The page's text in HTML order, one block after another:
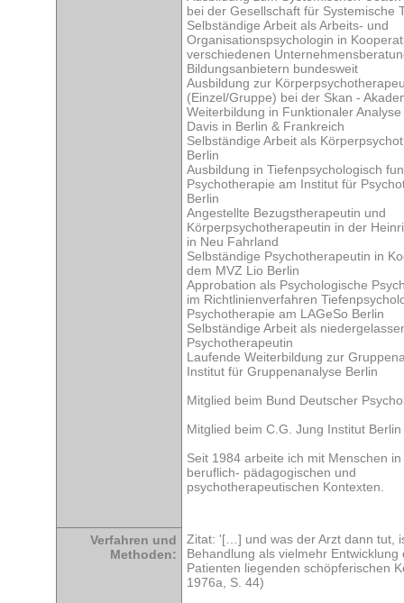
bei der Gesellschaft für Systemische
Selbständige Arbeit als Arbeits- und
Organisationspsychologin in
verschiedenen
Bildungsanbietern bundesweit
Ausbildung zur
(Einzel/Gruppe) bei der Skan -
Weiterbildung in Funktionaler
Davis in Berlin & Frankreich
Selbständige Arbeit als
Berlin
Ausbildung in Tiefenpsychologisch
Psychotherapie am Institut für
Berlin
Angestellte Bezugstherapeutin und
Körperpsychotherapeutin in der
in Neu Fahrland
Selbständige Psychotherapeutin in
dem MVZ Lio Berlin
Approbation als Psychologische
im Richtlinienverfahren
Psychotherapie am LAGeSo Berlin
Selbständige Arbeit als
Psychotherapeutin
Laufende Weiterbildung zur
Institut für Gruppenanalyse Berlin
Mitglied beim Bund Deutscher
Mitglied beim C.G. Jung Institut Berlin
Seit 1984 arbeite ich mit Menschen
beruflich- pädagogischen und
psychotherapeutischen Kontexten.
Verfahren und
Methoden:
Zitat: '[…] und was der Arzt dann tut,
Behandlung als vielmehr Entwicklung
Patienten liegenden schöpferischen
1976a, S. 44)